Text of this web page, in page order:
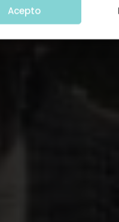
la seguridad,
fallos, Ofrecer y
Acepto